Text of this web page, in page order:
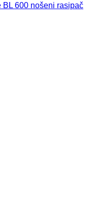
BL 600 nošeni rasipač